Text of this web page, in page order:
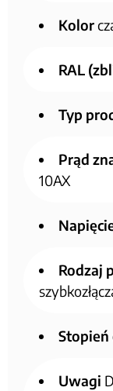
Kolor
RAL
Typ
Prąd
10AX
Rodzaj
Stopień
Uwagi